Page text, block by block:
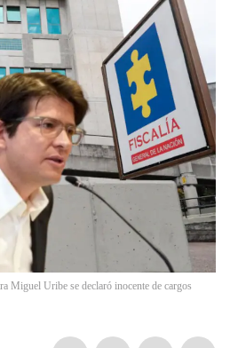
Miguel Uribe se declaró inocente de cargos